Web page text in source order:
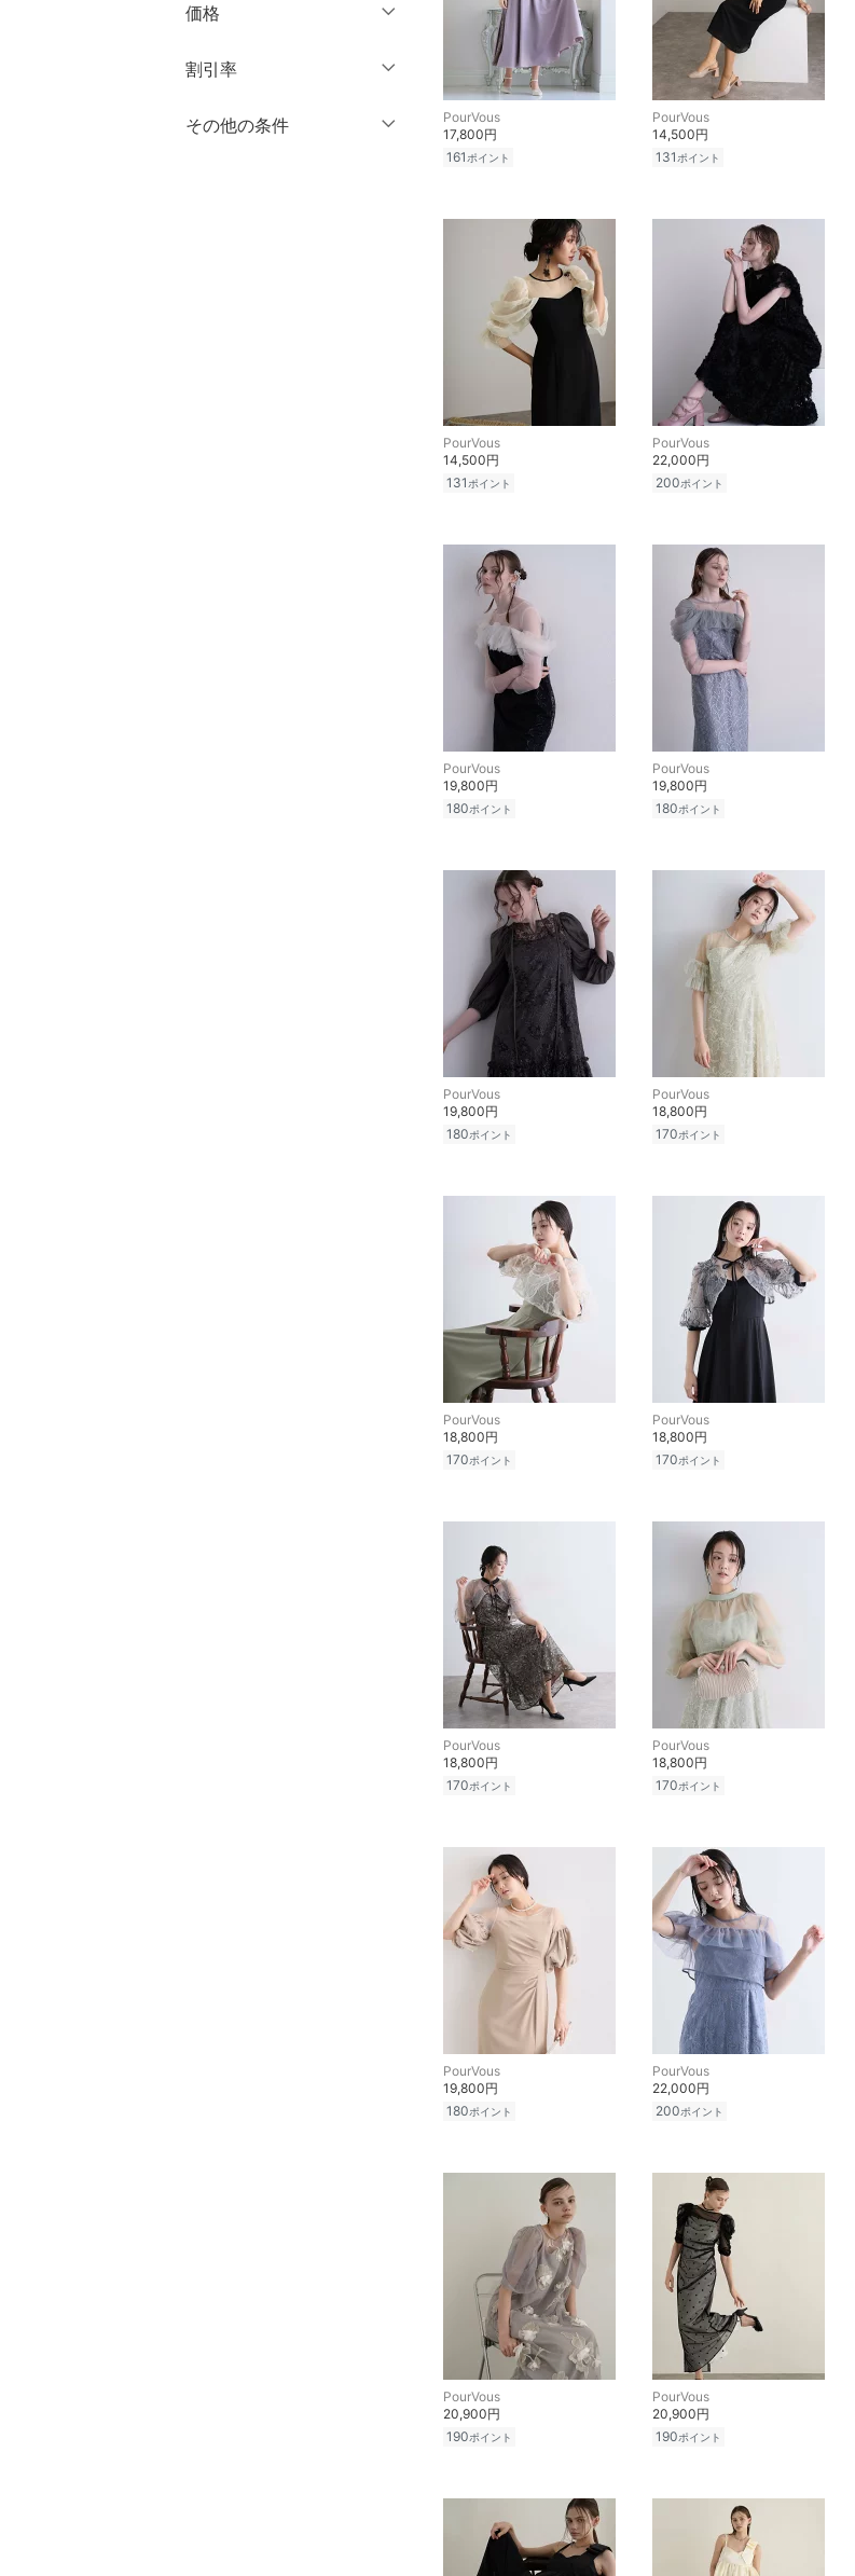
シューズ・靴
インナー・ルームウェア
靴下・レッグウェア
長袖
クリア
価格
絞り込み
割引率
％OFF～ ％OFF
その他の条件
PourVous
17,800円
161 ポイント
PourVous
14,500円
131 ポイント
PourVous
14,500円
131 ポイント
PourVous
22,000円
200ポイント
PourVous
19,800円
180ポイント
PourVous
19,800円
180ポイント
PourVous
19,800円
180ポイント
PourVous
18,800円
170ポイント
PourVous
18,800円
170ポイント
PourVous
18,800円
170ポイント
PourVous
18,800円
170ポイント
PourVous
18,800円
170ポイント
PourVous
19,800円
180ポイント
PourVous
22,000円
200ポイント
PourVous
20,900円
190ポイント
PourVous
20,900円
190ポイント